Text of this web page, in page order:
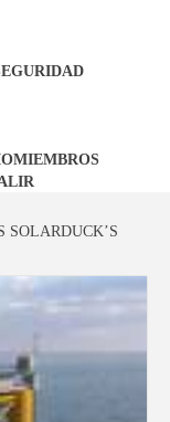
MIEMBROS
SOLARDUCK’S